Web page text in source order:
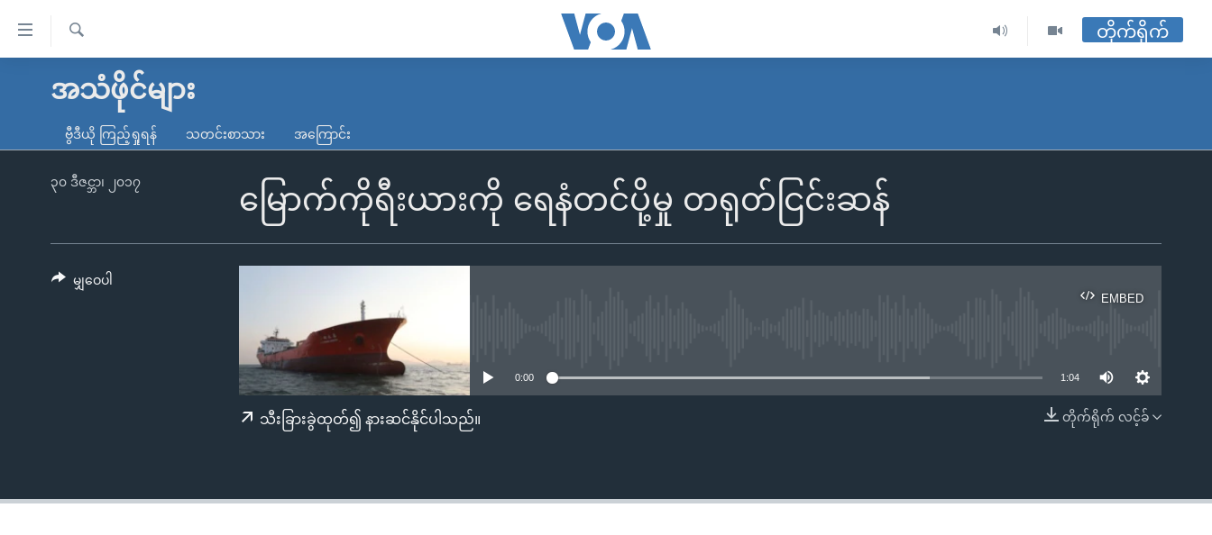
လွယ်ကူ
သည့်
ကျော်
မူလစာမျက်နှာ
ကမ္ဘာ့သတင်းများ
နိုင်ငံတကာ
တရုတ်
အစ္စရေး-ပါလက်စတိုင်း
ရပ်ဝန်းတခု လမ်းတခု အလွန်
အင်္ဂလိပ်စာလေ့လာမယ်
ရ
တိုက်ရိုက်
အသံဖိုင်များ
ဗွီဒီယို ကြည့်ရှုရန် သတင်းစာသား အကြောင်း
မြောက်ကိုရီးယားကို ရေနံတင်ပို့မှု တရုတ်ငြင်းဆန်
၃၀ ဒီဇင္ဘာ၊ ၂၀၁၇
EMBED
EMBED
0:00 1:04
တိုက်ရိုက် လင့်ခ်
သီးခြားခွဲထုတ်၍ နားဆင်နိုင်ပါသည်။
မျှဝေပါ